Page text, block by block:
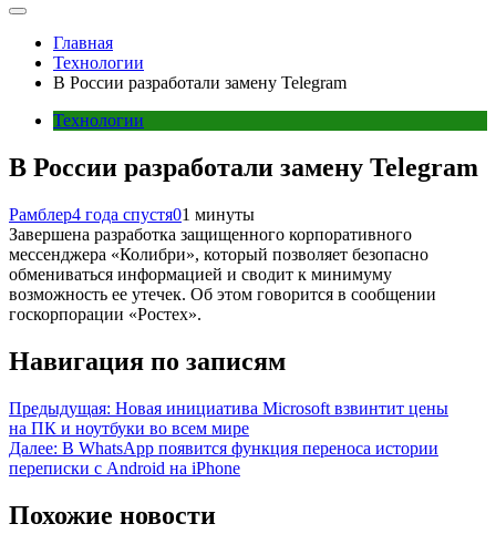
Главная
Технологии
В России разработали замену Telegram
Технологии
В России разработали замену Telegram
Рамблер4 года спустя01 минуты
Завершена разработка защищенного корпоративного
мессенджера «Колибри», который позволяет безопасно
обмениваться информацией и сводит к минимуму
возможность ее утечек. Об этом говорится в сообщении
госкорпорации «Ростех».
Навигация по записям
Предыдущая: Новая инициатива Microsoft взвинтит цены
на ПК и ноутбуки во всем мире
Далее: В WhatsApp появится функция переноса истории
переписки с Android на iPhone
Похожие новости